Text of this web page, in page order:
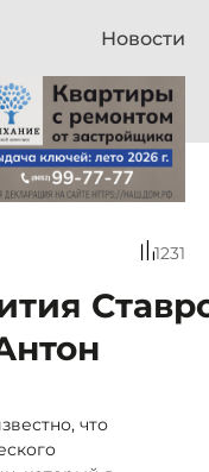
Новости
1231
что